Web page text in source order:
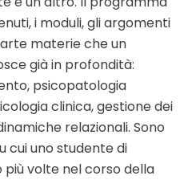
i moduli, gli argomenti
materie che un
già in profondità:
psicopatologia
clinica, gestione dei
relazionali. Sono
cui uno studente di
volte nel corso della